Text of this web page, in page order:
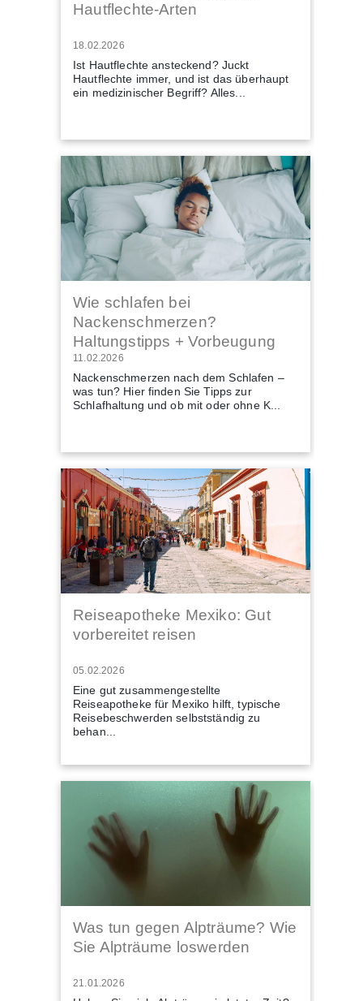
Hautflechte-Arten
18.02.2026
Ist Hautflechte ansteckend? Juckt
Hautflechte immer, und ist das überhaupt
ein medizinischer Begriff? Alles...
Wie schlafen bei
Nackenschmerzen?
Haltungstipps + Vorbeugung
11.02.2026
Nackenschmerzen nach dem Schlafen –
was tun? Hier finden Sie Tipps zur
Schlafhaltung und ob mit oder ohne K...
Reiseapotheke Mexiko: Gut
vorbereitet reisen
05.02.2026
Eine gut zusammengestellte
Reiseapotheke für Mexiko hilft, typische
Reisebeschwerden selbstständig zu
behan...
Was tun gegen Alpträume? Wie
Sie Alpträume loswerden
21.01.2026